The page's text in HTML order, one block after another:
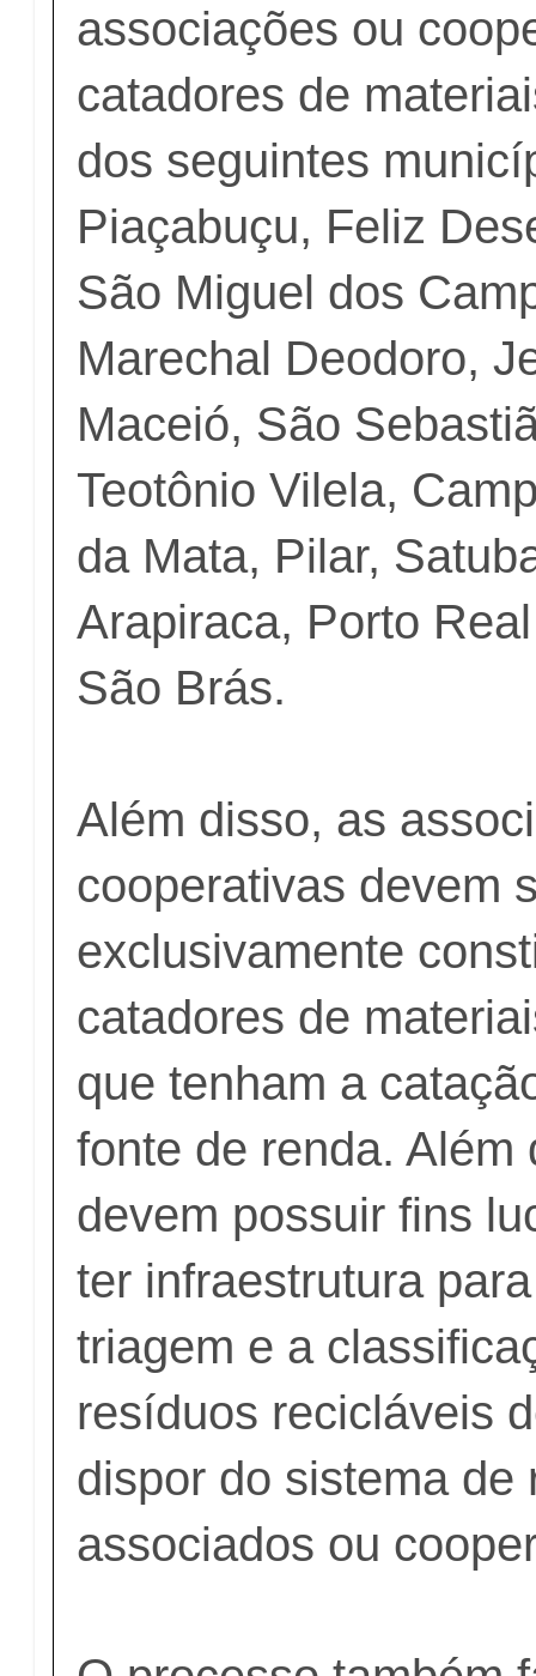
associações ou
catadores de
dos seguintes
Piaçabuçu, Feliz
São Miguel dos
Marechal Deodoro,
Maceió, São
Teotônio Vilela,
da Mata, Pilar,
Arapiraca, Porto
São Brás.
Além disso, as
cooperativas devem
exclusivamente
catadores de
que tenham a
fonte de renda. Além
devem possuir fins
ter infraestrutura
triagem e a
resíduos recicláveis
dispor do sistema de
associados ou